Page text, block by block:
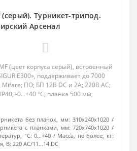
(серый). Турникет-трипод.
Арсенал
(цвет корпуса серый), встроенный
E300», поддерживает до 7000
Mifare; ПО; БП 12В DC и 2А; 220В AC;
-0...+40 °C; планка 500 мм;
без планок, мм: 310x240x1020
с планками, мм: 720x740x1020
°С: 0…+40
Масса, не более, кг:
В: 220 AC/11…14 DC